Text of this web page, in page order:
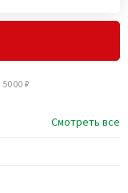
Смотреть все
₽